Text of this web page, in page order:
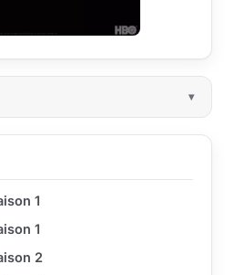
1
1
2